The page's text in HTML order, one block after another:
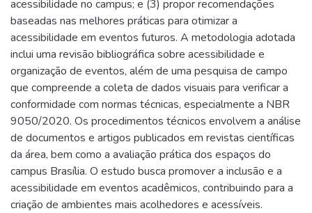
acessibilidade no campus; e (3) propor recomendações
baseadas nas melhores práticas para otimizar a
acessibilidade em eventos futuros. A metodologia adotada
inclui uma revisão bibliográfica sobre acessibilidade e
organização de eventos, além de uma pesquisa de campo
que compreende a coleta de dados visuais para verificar a
conformidade com normas técnicas, especialmente a NBR
9050/2020. Os procedimentos técnicos envolvem a análise
de documentos e artigos publicados em revistas científicas
da área, bem como a avaliação prática dos espaços do
campus Brasília. O estudo busca promover a inclusão e a
acessibilidade em eventos acadêmicos, contribuindo para a
criação de ambientes mais acolhedores e acessíveis.